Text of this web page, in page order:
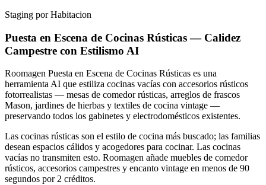
Staging por Habitacion
Puesta en Escena de Cocinas Rústicas — Calidez
Campestre con Estilismo AI
Roomagen Puesta en Escena de Cocinas Rústicas es una
herramienta AI que estiliza cocinas vacías con accesorios rústicos
fotorrealistas — mesas de comedor rústicas, arreglos de frascos
Mason, jardines de hierbas y textiles de cocina vintage —
preservando todos los gabinetes y electrodomésticos existentes.
Las cocinas rústicas son el estilo de cocina más buscado; las familias
desean espacios cálidos y acogedores para cocinar. Las cocinas
vacías no transmiten esto. Roomagen añade muebles de comedor
rústicos, accesorios campestres y encanto vintage en menos de 90
segundos por 2 créditos.